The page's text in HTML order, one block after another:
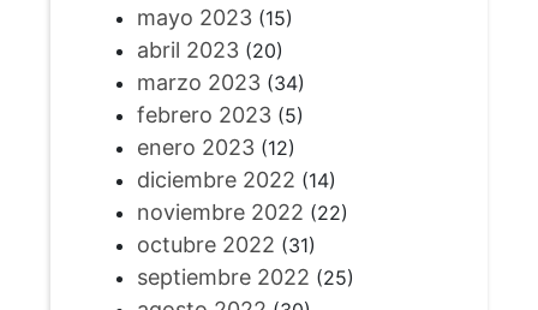
mayo 2023(15)
abril 2023(20)
marzo 2023(34)
febrero 2023(5)
enero 2023(12)
diciembre 2022 (14)
noviembre 2022 (22)
octubre 2022 (31)
septiembre 2022 (25)